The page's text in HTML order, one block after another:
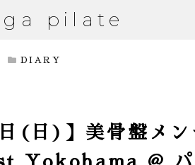
pilate
DIARY
日(日)】美骨盤メ